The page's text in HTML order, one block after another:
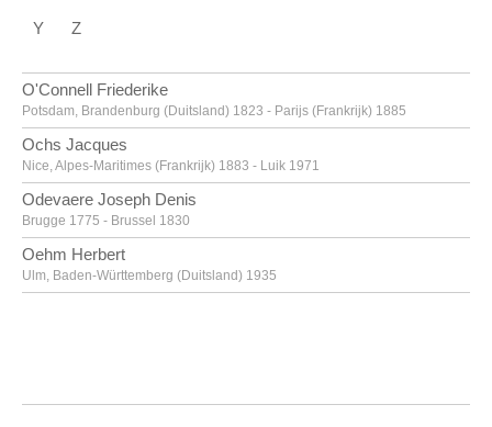
Y Z
O'Connell Friederike
Potsdam, Brandenburg (Duitsland) 1823 - Parijs (Frankrijk) 1885
Ochs Jacques
Nice, Alpes-Maritimes (Frankrijk) 1883 - Luik 1971
Odevaere Joseph Denis
Brugge 1775 - Brussel 1830
Oehm Herbert
Ulm, Baden-Württemberg (Duitsland) 1935